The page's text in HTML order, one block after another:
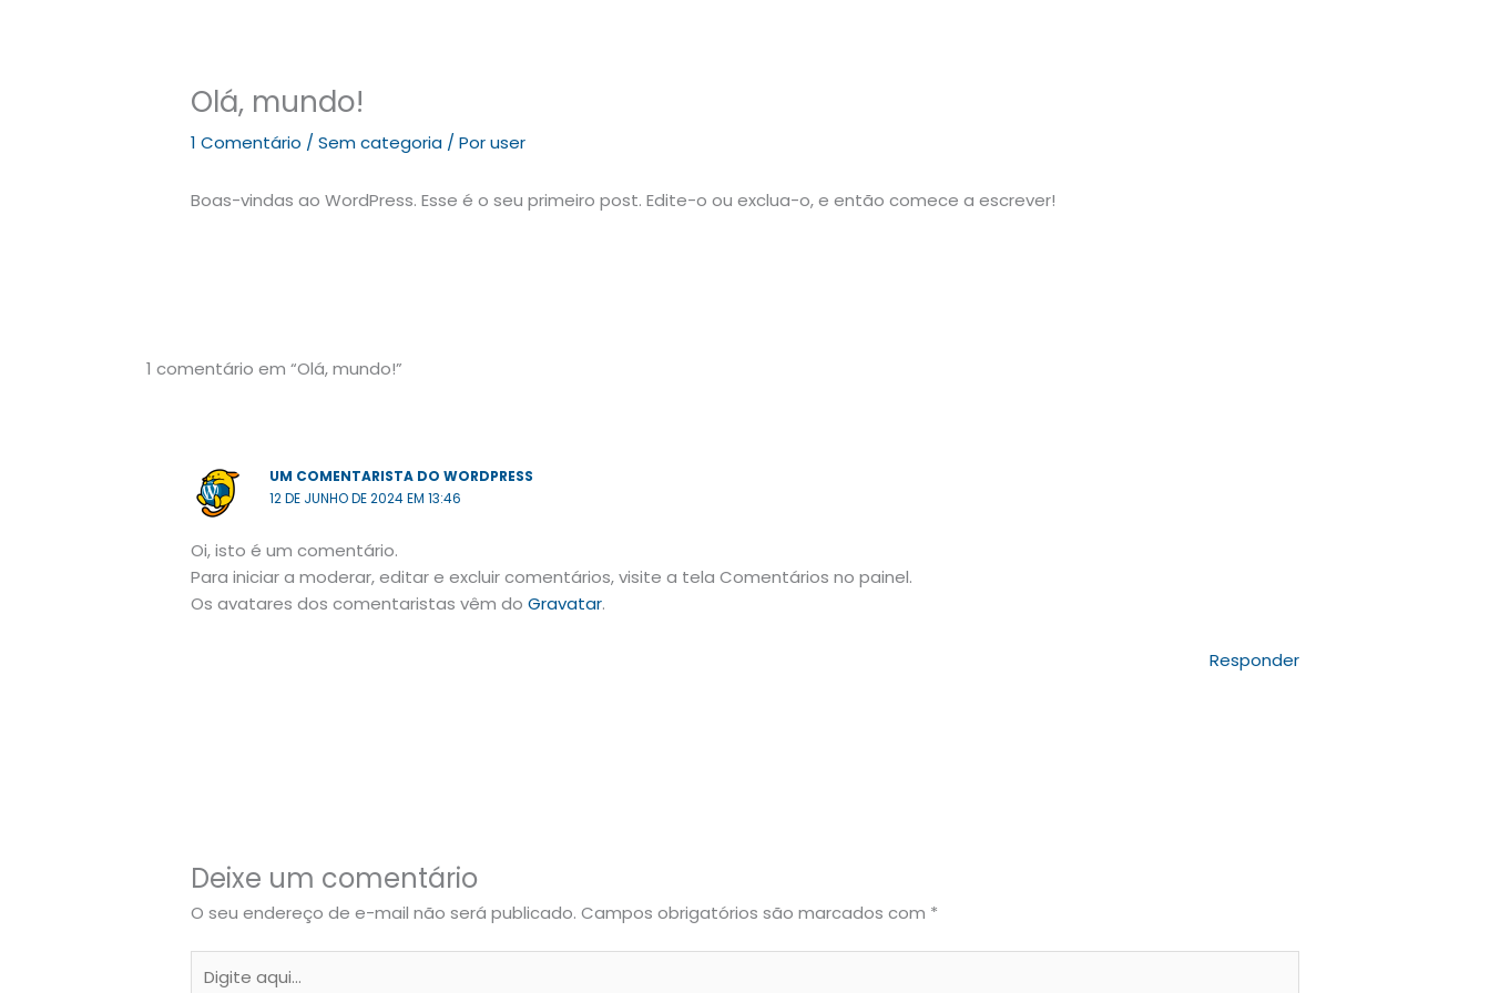
Olá, mundo!
1 Comentário /Sem categoria / Poruser
Boas-vindas ao WordPress. Esse é o seu primeiro post. Edite-o ou exclua-o, e então comece a escrever!
1 comentário em “Olá, mundo!”
UM COMENTARISTA DO WORDPRESS
12 DE JUNHO DE 2024 EM 13:46
Oi, isto é um comentário.
Para iniciar a moderar, editar e excluir comentários, visite a tela Comentários no painel.
Os avatares dos comentaristas vêm doGravatar.
Responder
Deixe um comentário
O seu endereço de e-mail não será publicado. Campos obrigatórios são marcados com *